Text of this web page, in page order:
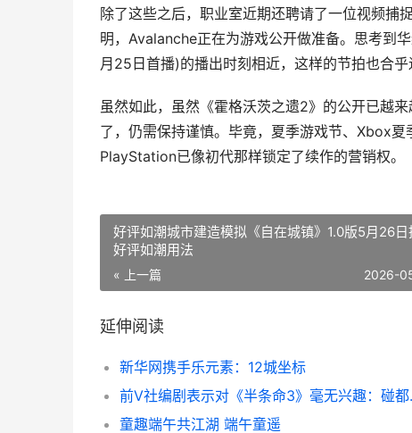
除了这些之后，职业室近期还聘请了一位视频捕
明，Avalanche正在为游戏公开做准备。思考到
月25日首播)的播出时刻相近，这样的节拍也合乎
虽然如此，虽然《霍格沃茨之遗2》的公开已越
了，仍需保持谨慎。毕竟，夏季游戏节、Xbox
PlayStation已像初代那样锁定了续作的营销权。
好评如潮城市建造模拟《自在城镇》1.0版5月26日
好评如潮用法
« 上一篇 2026-
延伸阅读
新华网携手乐元素：12城坐标
前V社
童趣端午共江湖 端午童遥